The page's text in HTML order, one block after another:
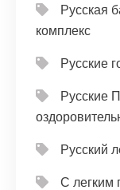
Русская
комплекс
Русские
Русские
Русский
С легким